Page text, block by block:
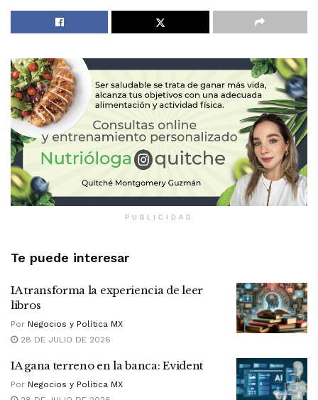
PUBLICIDAD
Te puede interesar
IA transforma la experiencia de leer
libros
Por Negocios y Política MX
28 DE JULIO DE 2026
IA gana terreno en la banca: Evident
Por Negocios y Política MX